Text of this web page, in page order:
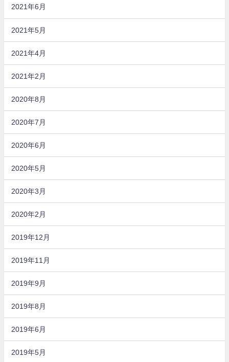
2021年6月
2021年5月
2021年4月
2021年2月
2020年8月
2020年7月
2020年6月
2020年5月
2020年3月
2020年2月
2019年12月
2019年11月
2019年9月
2019年8月
2019年6月
2019年5月